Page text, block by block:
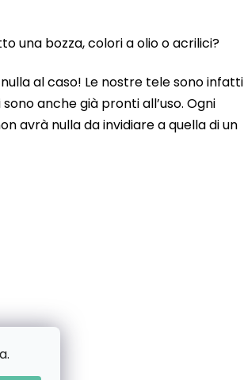
una bozza, colori a olio o acrilici?
al caso! Le nostre tele sono infatti
anche già pronti all’uso. Ogni
avrà nulla da invidiare a quella di un